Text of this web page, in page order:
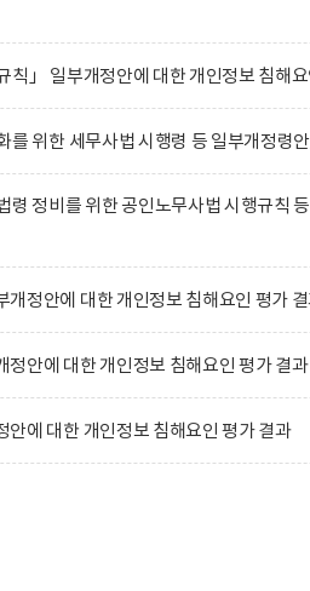
칙」 일부개정안에 대한 개인정보 침해
를 위한 세무사법 시행령 등 일부개정령
령 정비를 위한 공인노무사법 시행규칙
개정안에 대한 개인정보 침해요인 평가
정안에 대한 개인정보 침해요인 평가 결과
안에 대한 개인정보 침해요인 평가 결과